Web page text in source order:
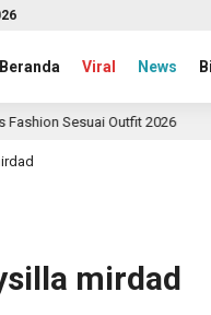
Beranda Viral News
Sesuai Outfit 2026
mirdad